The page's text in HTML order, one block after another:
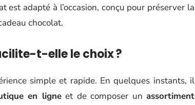
adapté à l’occasion, conçu pour préserver la
chocolat.
t-elle le choix ?
simple et rapide. En quelques instants, il
en ligneet de composer unassortiment